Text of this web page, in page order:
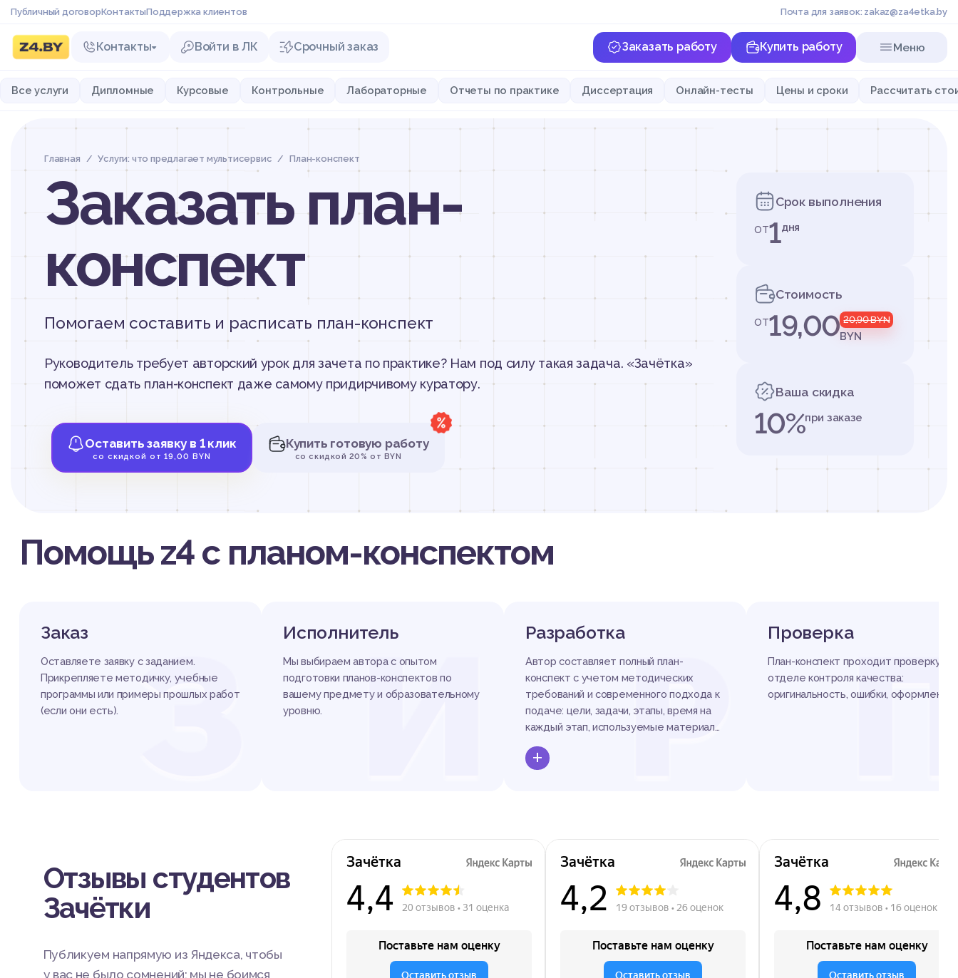
Публичный договорКонтактыПоддержка клиентов Почта для заявок: zakaz@za4etka.by
Контакты Войти в ЛК Срочный заказ Заказать работу Купить работу Меню
Все услуги Дипломные Курсовые Контрольные Лабораторные Отчеты по практике Диссертация Онлайн-тесты Цены и сроки Рассчитать
Главная Услуги: что предлагает мультисервис План-конспект
Заказать план-
конспект
Помогаем составить и расписать план-конспект
Руководитель требует авторский урок для зачета по практике? Нам под силу такая задача. «Зачётка»
поможет сдать план-конспект даже самому придирчивому куратору.
Оставить заявку в 1 клик
со скидкой от 19,00 BYN
Купить готовую работу
со скидкой 20% от BYN
Срок выполнения
от1дня
Стоимость
от19,00 20,90BYN
BYN
Ваша скидка
10%при заказе
Помощь z4 с планом-конспектом
З
Заказ
Оставляете заявку с заданием.
Прикрепляете методичку, учебные
программы или примеры прошлых работ
(если они есть).
И
Исполнитель
Мы выбираем автора с опытом
подготовки планов-конспектов по
вашему предмету и образовательному
уровню.
Р
Разработка
Автор составляет полный план-
конспект с учетом методических
требований и современного подхода к
подаче: цели, задачи, этапы, время на
каждый этап, используемые материалы
+
Проверка
План-конспект проходит проверку в
отделе контроля качества:
оригинальность, ошибки, оформление.
Отзывы студентов
Зачётки
Публикуем напрямую из Яндекса, чтобы
у вас не было сомнений: мы не боимся